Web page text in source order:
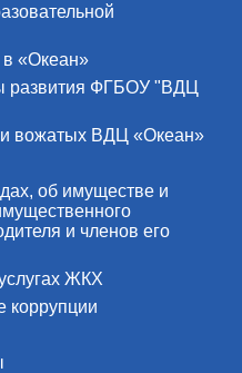
в «Океан»
развития ФГБОУ "ВДЦ
вожатых ВДЦ «Океан»
об имуществе и
и членов его
ЖКХ
коррупции